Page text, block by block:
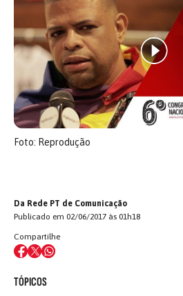
Foto: Reprodução
Da Rede PT de Comunicação
Publicado em 02/06/2017 às 01h18
Compartilhe
TÓPICOS